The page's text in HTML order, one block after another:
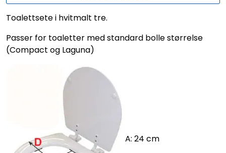
Toalettsete i hvitmalt tre.
Passer for toaletter med standard bolle størrelse
(Compact og Laguna)
A: 24 cm